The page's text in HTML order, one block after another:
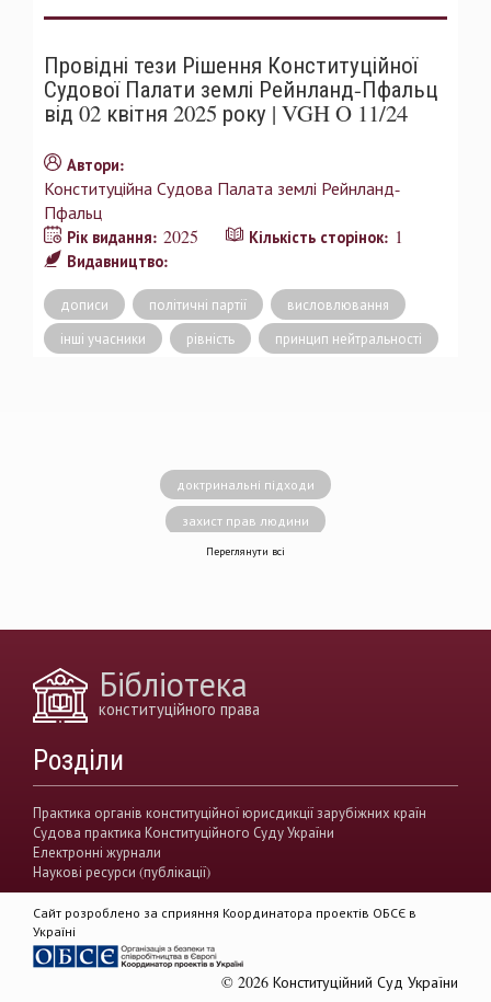
Провідні тези Рішення Конституційної
Судової Палати землі Рейнланд-Пфальц
від 02 квітня 2025 року | VGH O 11/24
Автори:
Конституційна Судова Палата землі Рейнланд-
Пфальц
Рік видання: 2025 Кількість сторінок: 1
Видавництво:
дописи політичні партії
висловлювання
інші учасники
рівність принцип нейтральності
доктринальні підходи
захист прав людини
децентралізація влади
генофонд держава
конситуційне право
Вища кваліфікаційна комісії суддів
Вищий антикорупційний суд України
верховенство права
гендерна рівність звуження прав
демократія
доктрина публічного права
Переглянути всі
Бібліотека
конституційного права
Розділи
Практика органів конституційної юрисдикції зарубіжних країн
Судова практика Конституційного Суду України
Електронні журнали
Наукові ресурси (публікації)
Сайт розроблено за сприяння Координатора проектів ОБСЄ в
Україні
© 2026 Конституційний Суд України